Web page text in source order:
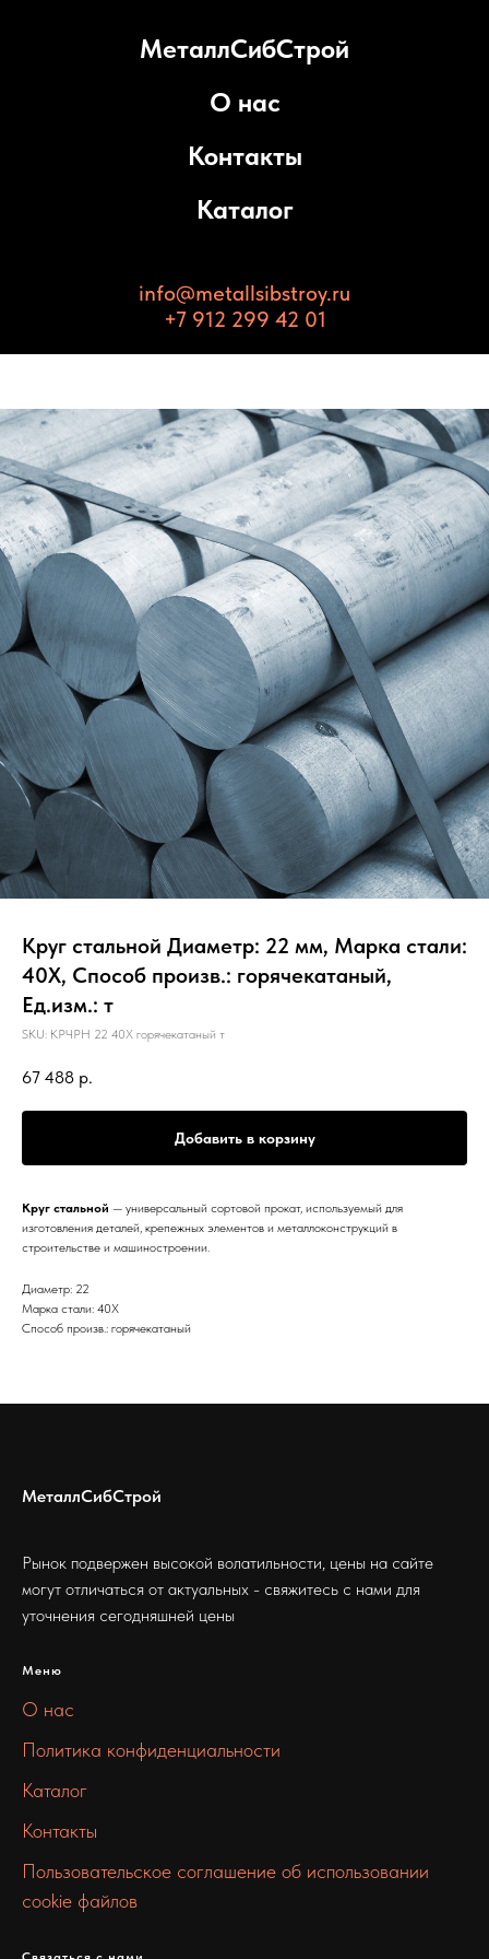
МеталлСибСтрой
О нас
Контакты
Каталог
info@metallsibstroy.ru
+7 912 299 42 01
Круг стальной Диаметр: 22 мм, Марка стали:
40Х, Способ произв.: горячекатаный,
Ед.изм.: т
SKU: КРЧРН 22 40Х горячекатаный т
67 488 р.
Добавить в корзину
Круг стальной — универсальный сортовой прокат, используемый для
изготовления деталей, крепежных элементов и металлоконструкций в
строительстве и машиностроении.
Диаметр: 22
Марка стали: 40Х
Способ произв.: горячекатаный
МеталлСибСтрой
Рынок подвержен высокой волатильности, цены на сайте
могут отличаться от актуальных - свяжитесь с нами для
уточнения сегодняшней цены
Меню
О нас
Политика конфиденциальности
Каталог
Контакты
Пользовательское соглашение об использовании
cookie файлов